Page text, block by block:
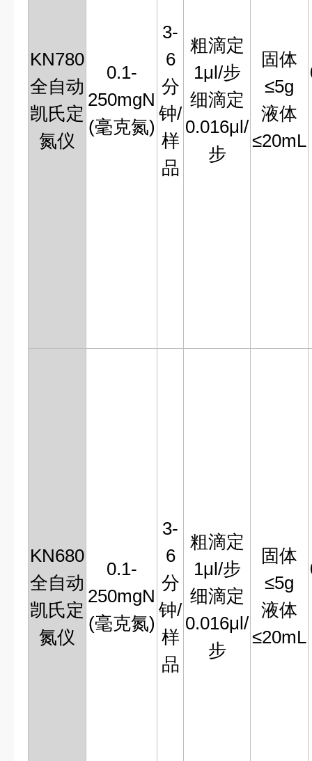
KN780
全自动
凯氏定
氮仪
0.1-
250mgN
(毫克氮)
3-
6
分
钟/
样
品
粗滴定
1μl/步
细滴定
0.016μl/
步
固体
≤5g
液体
≤20mL
KN680
全自动
凯氏定
氮仪
0.1-
250mgN
(毫克氮)
3-
6
分
钟/
样
品
粗滴定
1μl/步
细滴定
0.016μl/
步
固体
≤5g
液体
≤20mL